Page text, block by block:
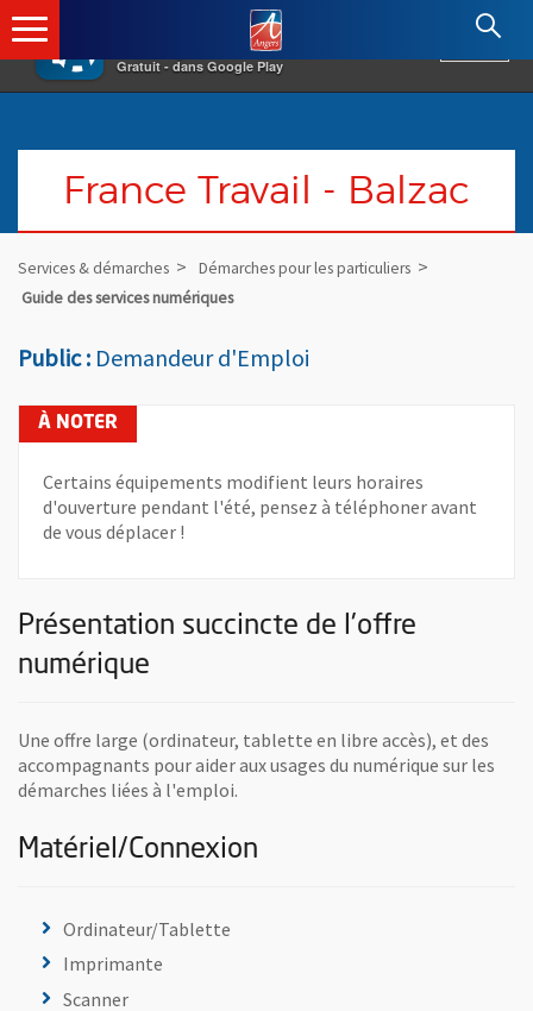
×
Gratuit - dans Google Play
Angers.fr : Retour à l'accueil
France Travail - Balzac
Services & démarches
Démarches pour les particuliers
Guide des services numériques
Public : Demandeur d'Emploi
Certains équipements modifient leurs horaires
d'ouverture pendant l'été, pensez à téléphoner avant
de vous déplacer !
Présentation succincte de l'offre
numérique
Une offre large (ordinateur, tablette en libre accès), et des
accompagnants pour aider aux usages du numérique sur les
démarches liées à l'emploi.
Matériel/Connexion
Ordinateur/Tablette
Imprimante
Scanner